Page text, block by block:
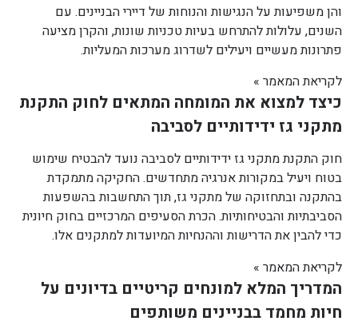
והן משפיעות על הנגישות והנוחות של דיירי הבניינים. עם
השנים, עלולות להתרחש בעיות טכניות שונות, והקרן מציעה
פתרונות מעשיים ויעילים לשדרוג מערכות המעליות.
לקריאת המאמר »
כיצד למצוא את המומחה המתאים לחוק התקנת
מתקני גז ידידותיים לסביבה
חוק התקנת מתקני גז ידידותיים לסביבה נועד להבטיח שימוש
בטוח ויעיל במקורות אנרגיה מתחדשים. החקיקה מתמקדת
בהתקנה ובתחזוקה של מתקני גז, תוך התחשבות בהשפעות
הסביבתיות והבטיחותיות. הכרת הסעיפים המרכזיים בחוק חיונית
כדי להבין את הדרישות וההנחיות המיועדות למתקנים אלו.
לקריאת המאמר »
המדריך המלא למונחים קריטיים בדיונים על
חיות מחמד בבניינים משותפים